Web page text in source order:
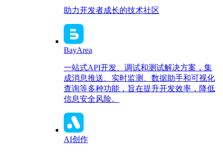
助力开发者成长的技术社区
BayArea
一站式API开发、调试和测试解决方案，集
成消息推送、实时监测、数据助手和可视化
查询等多种功能，旨在提升开发效率，降低
信息安全风险。
AI创作